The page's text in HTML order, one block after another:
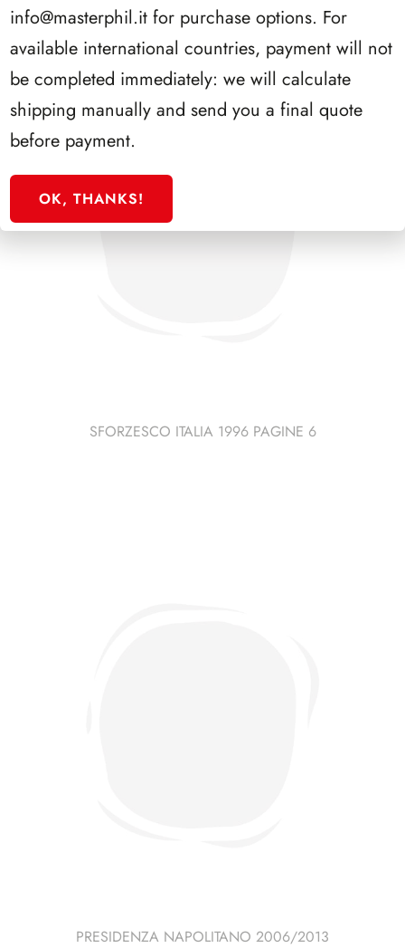
SFORZESCO ITALIA 1996 PAGINE 6
PRESIDENZA NAPOLITANO 2006/2013
info@masterphil.it for purchase options. For
available international countries, payment will not
be completed immediately: we will calculate
shipping manually and send you a final quote
before payment.
OK, THANKS!